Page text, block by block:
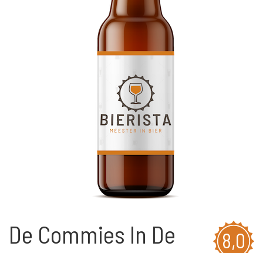
8,0
De Commies In De